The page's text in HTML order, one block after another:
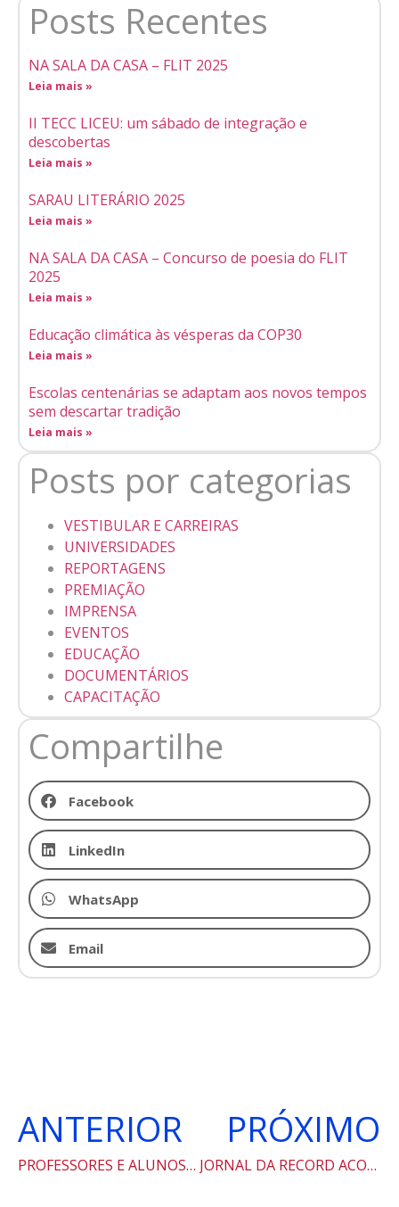
Posts Recentes
NA SALA DA CASA – FLIT 2025
Leia mais »
II TECC LICEU: um sábado de integração e
descobertas
Leia mais »
SARAU LITERÁRIO 2025
Leia mais »
NA SALA DA CASA – Concurso de poesia do FLIT
2025
Leia mais »
Educação climática às vésperas da COP30
Leia mais »
Escolas centenárias se adaptam aos novos tempos
sem descartar tradição
Leia mais »
Posts por categorias
VESTIBULAR E CARREIRAS
UNIVERSIDADES
REPORTAGENS
PREMIAÇÃO
IMPRENSA
EVENTOS
EDUCAÇÃO
DOCUMENTÁRIOS
CAPACITAÇÃO
Compartilhe
Facebook
LinkedIn
WhatsApp
Email
ANTERIOR
PROFESSORES E ALUNOS DO LICEU NO VII CONGRESSO ICLOC – PRÁTICAS NA SALA DE AULA
PRÓXIMO
JORNAL DA RECORD ACOMPANHA ROTINA DE ESTUDANTES AS VÉSPERAS DO ENEM
conteúdo, melhorar o seu desempenho e proporcionar mais
segurança à sua navegação. Para saber mais, consulte nossa
Política de Privacidade